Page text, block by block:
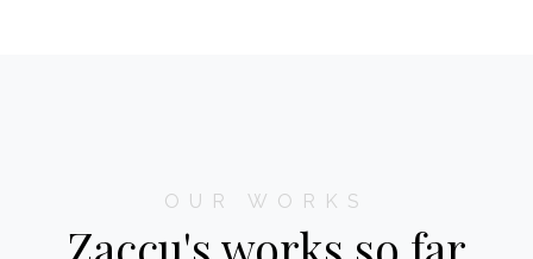
OUR WORKS
Zaccu's works so far